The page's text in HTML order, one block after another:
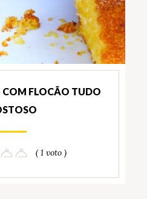
FLOCÃO TUDO
( 1 voto )